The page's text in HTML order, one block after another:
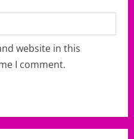
website in this
I comment.